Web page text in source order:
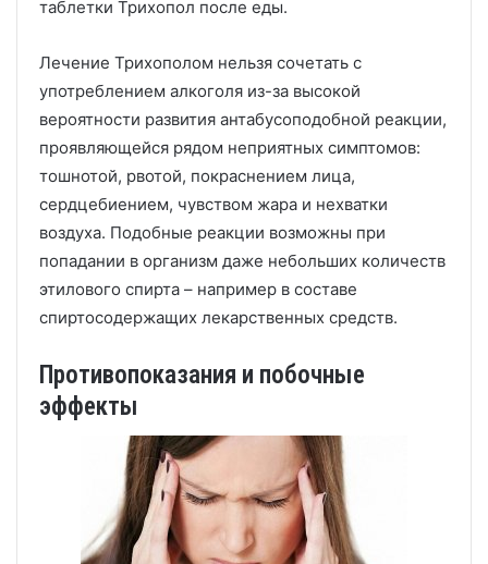
таблетки Трихопол после еды.
Лечение Трихополом нельзя сочетать с
употреблением алкоголя из-за высокой
вероятности развития антабусоподобной реакции,
проявляющейся рядом неприятных симптомов:
тошнотой, рвотой, покраснением лица,
сердцебиением, чувством жара и нехватки
воздуха. Подобные реакции возможны при
попадании в организм даже небольших количеств
этилового спирта – например в составе
спиртосодержащих лекарственных средств.
Противопоказания и побочные
эффекты